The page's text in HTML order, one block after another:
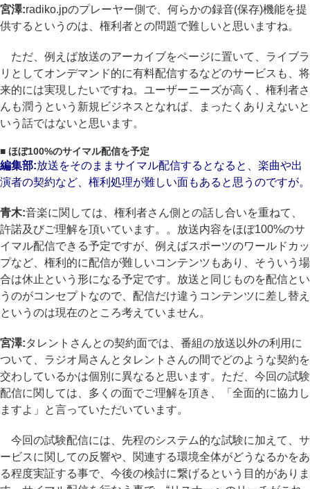
宮澤:radiko.jpのプレーヤー側で、何らかの録音(保存)機能を提
供するというのは、権利者との問題で難しいと思いますね。
ただ、例えば放送のアーカイブをページに置いて、ライブラ
リとしてオンデマンド的に有料配信するなどのサービスも、将
来的には実現したいですね。ユーザーニーズが高く、権利者さ
んも潤うという新規ビジネスとなれば、まったくありえないと
いう話ではないと思います。
■ ほぼ100%のサイマル配信を予定
編集部:放送をそのままサイマル配信するとなると、楽曲や出
演者の契約など、権利処理が難しい面もあると思うのですが。
青木:音楽に関しては、権利者さん側との話し合いを重ねて、
許諾及びご理解を頂いています。。放送内容をほぼ100%のサ
イマル配信できる予定ですが、例えばスポーツのワールドカッ
プなど、権利的に配信が難しいコンテンツもあり、そういう場
合は休止という形になる予定です。放送と同じものを配信とい
うのがコンセプトなので、配信だけ違うコンテンツに差し替え
というのは現在のところ考えていません。
宮澤:タレントさんとの契約面では、番組の放送以外の利用に
ついて、ラジオ局さんとタレントさんの間でどのような契約を
交わしているかは個別に異なると思います。ただ、今回の試験
配信に関しては、多くの面でご理解を頂き、「全面的に協力し
ますよ」と言っていただいています。
今回の試験配信には、先程のシステム的な試験に加えて、サ
ービスに関しての反響や、関連する環境全体がどうなるかをあ
る程度実証する事で、今後の検討に繋げるという目的がありま